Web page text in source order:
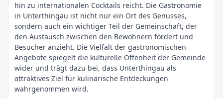
hin zu internationalen Cocktails reicht. Die Gastronomie
in Unterthingau ist nicht nur ein Ort des Genusses,
sondern auch ein wichtiger Teil der Gemeinschaft, der
den Austausch zwischen den Bewohnern fördert und
Besucher anzieht. Die Vielfalt der gastronomischen
Angebote spiegelt die kulturelle Offenheit der Gemeinde
wider und trägt dazu bei, dass Unterthingau als
attraktives Ziel für kulinarische Entdeckungen